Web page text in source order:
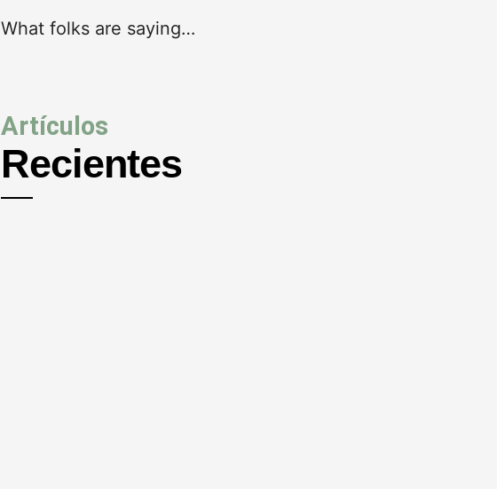
What folks are saying…
Artículos
Recientes